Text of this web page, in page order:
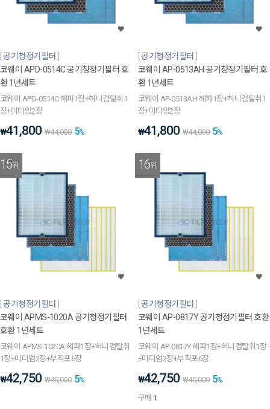
공기청정기필터
코웨이 APD-0514C 공기청정기필터 호
환 1년세트
코웨이 APD-0514C 헤파1장+허니컴탈취1
장+미디엄2장
₩41,800 ₩44,000 5%
공기청정기필터
코웨이 AP-0513AH 공기청정기필터 호
환 1년세트
코웨이 AP-0513AH 헤파1장+허니컴탈취1
장+미디엄2장
₩41,800 ₩44,000 5%
15위
공기청정기필터
코웨이 APMS-1020A 공기청정기필터
호환 1년세트
코웨이 APMS-1020A 헤파1장+허니컴탈취
1장+미디엄2장+부직포6장
₩42,750 ₩45,000 5%
16위
공기청정기필터
코웨이 AP-0817Y 공기청정기필터 호환
1년세트
코웨이 AP-0817Y 헤파1장+허니컴탈취1장
+미디엄2장+부직포6장
₩42,750 ₩45,000 5%
구매 1